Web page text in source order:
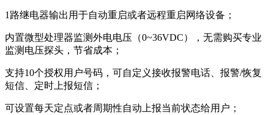
1路继电器输出用于自动重启或者远程重启网络设备；
内置微型处理器监测外电电压（0~36VDC），无需购买专业
监测电压探头，节省成本；
支持10个授权用户号码，可自定义接收报警电话、报警/恢复
短信、定时上报短信；
可设置每天定点或者周期性自动上报当前状态给用户；